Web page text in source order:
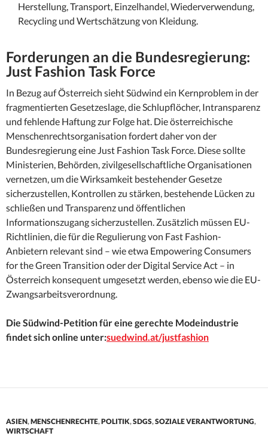
Herstellung, Transport, Einzelhandel, Wiederverwendung,
Recycling und Wertschätzung von Kleidung.
Forderungen an die Bundesregierung:
Just Fashion Task Force
In Bezug auf Österreich sieht Südwind ein Kernproblem in der
fragmentierten Gesetzeslage, die Schlupflöcher, Intransparenz
und fehlende Haftung zur Folge hat. Die österreichische
Menschenrechtsorganisation fordert daher von der
Bundesregierung eine Just Fashion Task Force. Diese sollte
Ministerien, Behörden, zivilgesellschaftliche Organisationen
vernetzen, um die Wirksamkeit bestehender Gesetze
sicherzustellen, Kontrollen zu stärken, bestehende Lücken zu
schließen und Transparenz und öffentlichen
Informationszugang sicherzustellen. Zusätzlich müssen EU-
Richtlinien, die für die Regulierung von Fast Fashion-
Anbietern relevant sind – wie etwa Empowering Consumers
for the Green Transition oder der Digital Service Act – in
Österreich konsequent umgesetzt werden, ebenso wie die EU-
Zwangsarbeitsverordnung.
Die Südwind-Petition für eine gerechte Modeindustrie
findet sich online unter:suedwind.at/justfashion
ASIEN,MENSCHENRECHTE,POLITIK,SDGS,SOZIALE VERANTWORTUNG,
WIRTSCHAFT